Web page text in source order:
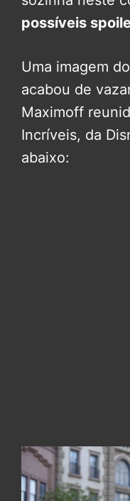
possíveis
Uma imagem
acabou de
Maximoff
Incríveis, da
abaixo: